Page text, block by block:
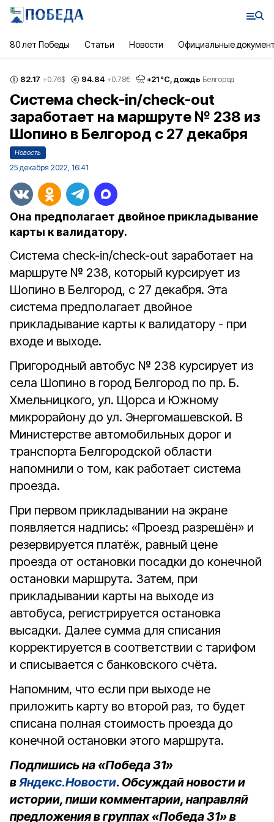
80 лет Победы Статьи Новости Официальные
82.17 +0.76$ 94.84 +0.78€ +21°С, дождь Белгород
Система check-in/check-out
заработает на маршруте № 238 из
Шопино в Белгород с 27 декабря
Новость
25 декабря 2022, 16:41
Она предполагает двойное прикладывание
карты к валидатору.
Система check-in/check-out заработает на
маршруте № 238, который курсирует из
Шопино в Белгород, с 27 декабря. Эта
система предполагает двойное
прикладывание карты к валидатору - при
входе и выходе.
Пригородный автобус № 238 курсирует из
села Шопино в город Белгород по пр. Б.
Хмельницкого, ул. Щорса и Южному
микрорайону до ул. Энергомашевской. В
Министерстве автомобильных дорог и
транспорта Белгородской области
напомнили о том, как работает система
проезда.
При первом прикладывании на экране
появляется надпись: «Проезд разрешён» и
резервируется платёж, равный цене
проезда от остановки посадки до конечной
остановки маршрута. Затем, при
прикладывании карты на выходе из
автобуса, регистрируется остановка
высадки. Далее сумма для списания
корректируется в соответствии с тарифом
и списывается с банковского счёта.
Напомним, что если при выходе не
приложить карту во второй раз, то будет
списана полная стоимость проезда до
конечной остановки этого маршрута.
Подпишись на «Победа 31»
вЯндекс.Новости. Обсуждай новости и
истории, пиши комментарии, направляй
предложения в группах «Победа 31» в